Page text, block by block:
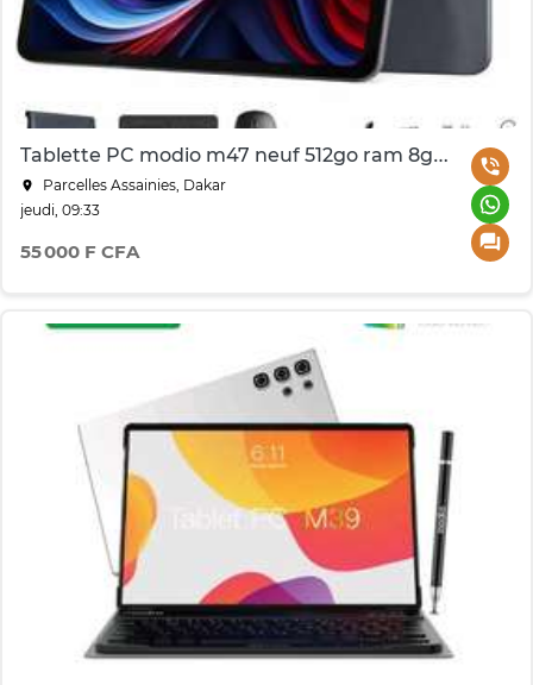
Tablette PC modio m47 neuf 512go ram 8go 10pouce
Parcelles Assainies, Dakar
jeudi, 09:33
55 000 F CFA